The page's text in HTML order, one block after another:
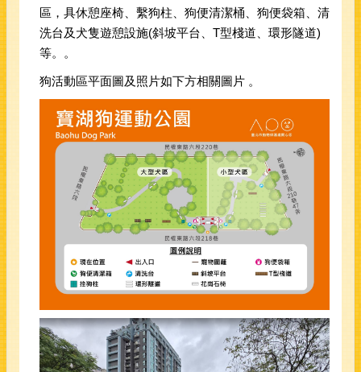
區，具休憩座椅、繫狗柱、狗便清潔桶、狗便袋箱、清
洗台及犬隻遊憩設施(斜坡平台、T型棧道、環形隧道)
等。。
狗活動區平面圖及照片如下方相關圖片 。